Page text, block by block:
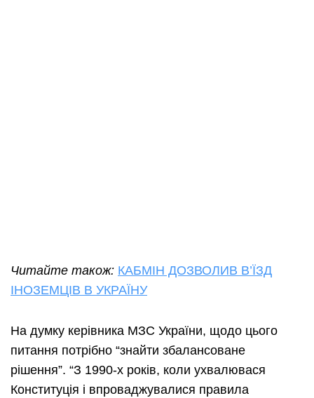
Читайте також: КАБМІН ДОЗВОЛИВ В’ЇЗД
ІНОЗЕМЦІВ В УКРАЇНУ
На думку керівника МЗС України, щодо цього
питання потрібно “знайти збалансоване
рішення”. “З 1990-х років, коли ухвалювася
Конституція і впроваджувалися правила